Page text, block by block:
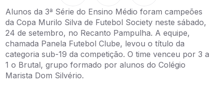
Alunos da 3ª Série do Ensino Médio foram campeões
da Copa Murilo Silva de Futebol Society neste sábado,
24 de setembro, no Recanto Pampulha. A equipe,
chamada Panela Futebol Clube, levou o título da
categoria sub-19 da competição. O time venceu por 3 a
1 o Brutal, grupo formado por alunos do Colégio
Marista Dom Silvério.